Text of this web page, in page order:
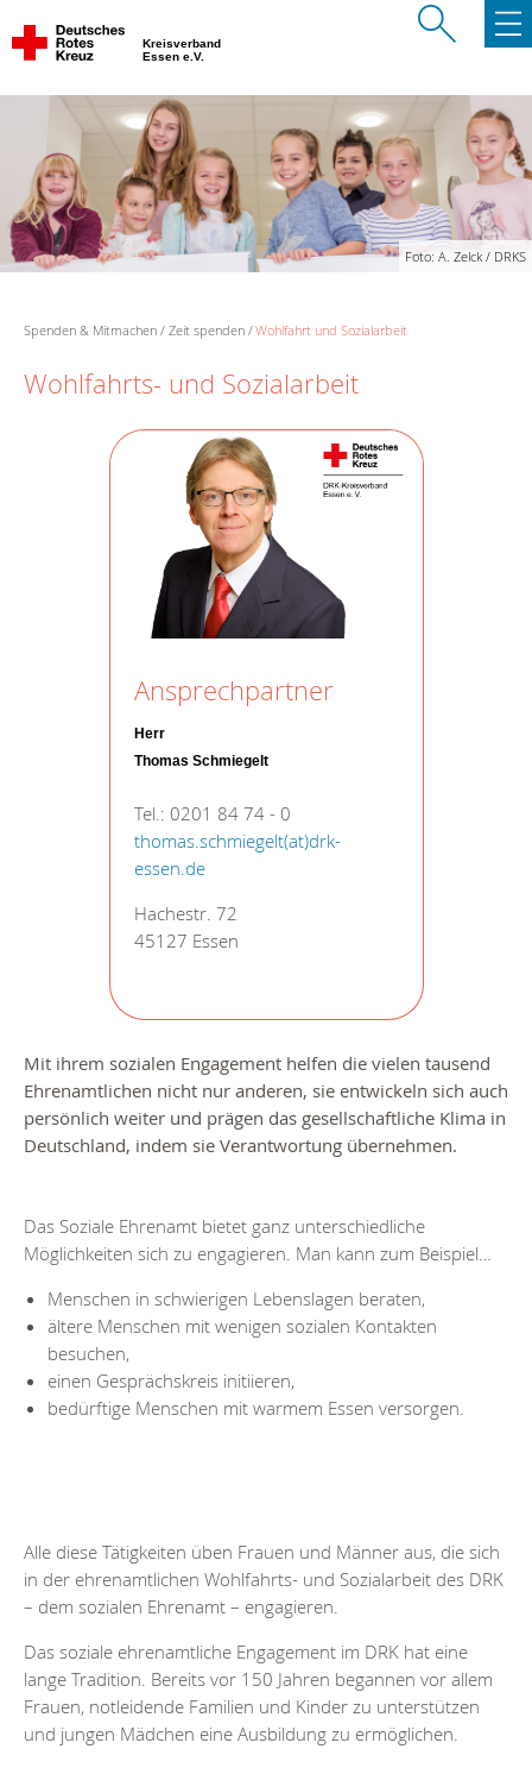
Kreisverband
Essen e.V.
Foto: A. Zelck / DRKS
Spenden & Mitmachen Zeit spenden Wohlfahrt und Sozialarbeit
Wohlfahrts- und Sozialarbeit
Ansprechpartner
Herr
Thomas Schmiegelt
Tel.: 0201 84 74 - 0
thomas.schmiegelt(at)drk-
essen.de
Hachestr. 72
45127 Essen
Mit ihrem sozialen Engagement helfen die vielen tausend
Ehrenamtlichen nicht nur anderen, sie entwickeln sich auch
persönlich weiter und prägen das gesellschaftliche Klima in
Deutschland, indem sie Verantwortung übernehmen.
Das Soziale Ehrenamt bietet ganz unterschiedliche
Möglichkeiten sich zu engagieren. Man kann zum Beispiel…
Menschen in schwierigen Lebenslagen beraten,
ältere Menschen mit wenigen sozialen Kontakten
besuchen,
einen Gesprächskreis initiieren,
bedürftige Menschen mit warmem Essen versorgen.
Alle diese Tätigkeiten üben Frauen und Männer aus, die sich
in der ehrenamtlichen Wohlfahrts- und Sozialarbeit des DRK
– dem sozialen Ehrenamt – engagieren.
Das soziale ehrenamtliche Engagement im DRK hat eine
lange Tradition. Bereits vor 150 Jahren begannen vor allem
Frauen, notleidende Familien und Kinder zu unterstützen
und jungen Mädchen eine Ausbildung zu ermöglichen.